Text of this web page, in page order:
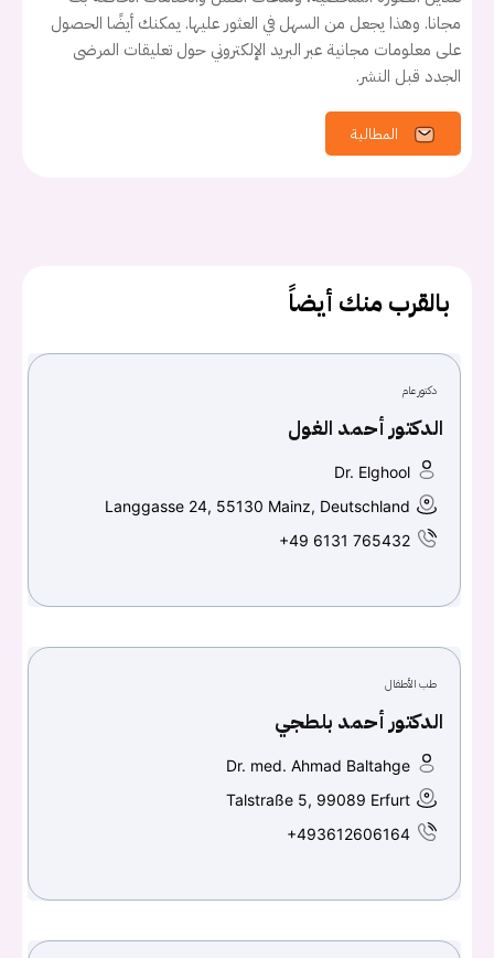
تسجيل الدخول
مجانا. وهذا يجعل من السهل في العثور عليها. يمكنك أيضًا الحصول
على معلومات مجانية عبر البريد الإلكتروني حول تعليقات المرضى
الجدد قبل النشر.
المطالبة
بالقرب منك أيضاً
دكتور عام
الدكتور أحمد الغول
Dr. Elghool
Langgasse 24, 55130 Mainz, Deutschland
+49 6131 765432
طب الأطفال
الدكتور أحمد بلطجي
Dr. med. Ahmad Baltahge
Talstraße 5, 99089 Erfurt
+493612606164